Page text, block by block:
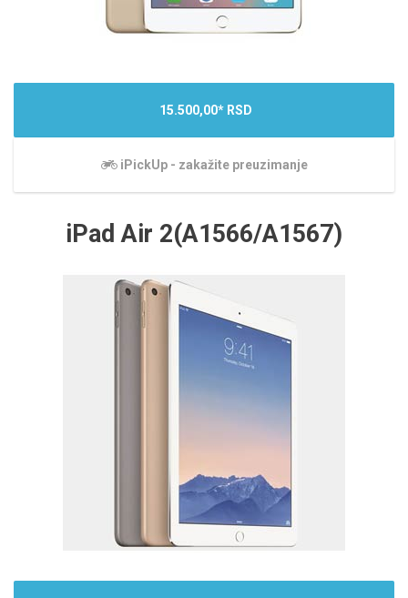
15.500,00* RSD
iPickUp - zakažite preuzimanje
iPad Air 2(A1566/A1567)